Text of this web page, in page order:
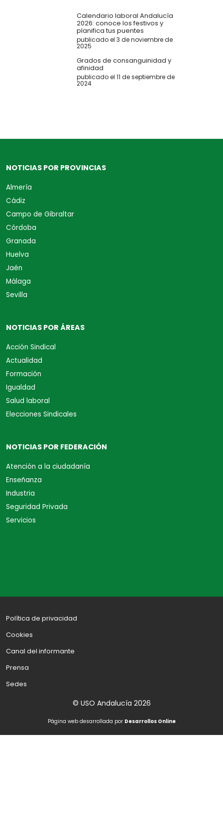
Calendario laboral Andalucía
2026: conoce los festivos y
planifica tus puentes
publicado el 3 de noviembre de
2025
Grados de consanguinidad y
afinidad
publicado el 11 de septiembre de
2024
NOTICIAS POR PROVINCIAS
Almería
Cádiz
Campo de Gibraltar
Córdoba
Granada
Huelva
Jaén
Málaga
Sevilla
NOTICIAS POR ÁREAS
Acción Sindical
Actualidad
Formación
Igualdad
Salud laboral
Elecciones Sindicales
NOTICIAS POR FEDERACIÓN
Atención a la ciudadanía
Enseñanza
Industria
Seguridad Privada
Servicios
Política de privacidad
Cookies
Canal del informante
Prensa
Sedes
© USO Andalucía 2026
Página web desarrollada por Desarrollos Online